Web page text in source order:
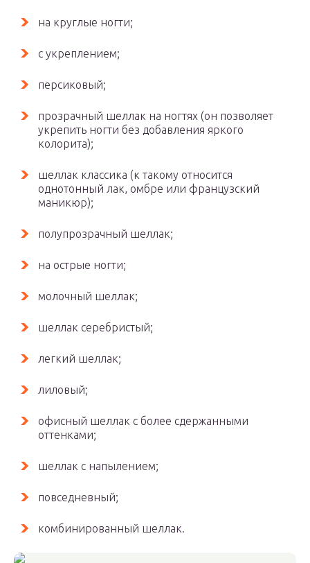
на круглые ногти;
с укреплением;
персиковый;
прозрачный шеллак на ногтях (он позволяет
укрепить ногти без добавления яркого
колорита);
шеллак классика (к такому относится
однотонный лак, омбре или французский
маникюр);
полупрозрачный шеллак;
на острые ногти;
молочный шеллак;
шеллак серебристый;
легкий шеллак;
лиловый;
офисный шеллак c более сдержанными
оттенками;
шеллак с напылением;
повседневный;
комбинированный шеллак.